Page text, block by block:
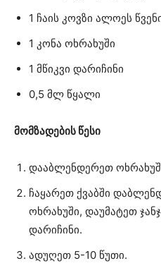
1 ჩაის კოვზი ალოეს
1 კონა ოხრახუში
1 მწიკვი დარიჩინი
0,5 მლ წყალი
მომზადების წესი
დააბლენდერეთ
ჩაყარეთ ქვაბში
ოხრახუში, დაუმატეთ
დარიჩინი.
ადუღეთ 5-10 წუთი.